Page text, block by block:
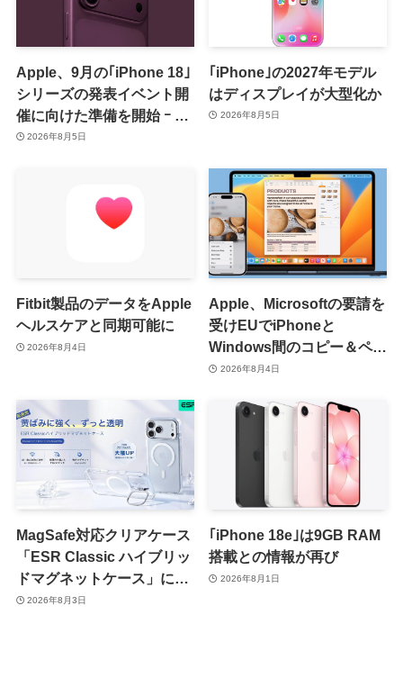
Apple、9月の｢iPhone 18｣
シリーズの発表イベント開
催に向けた準備を開始 ｰ 9
月8日か9月9日に開催見込
2026年8月5日
｢iPhone｣の2027年モデル
はディスプレイが大型化か
2026年8月5日
Fitbit製品のデータをApple
ヘルスケアと同期可能に
2026年8月4日
Apple、Microsoftの要請を
受けEUでiPhoneと
Windows間のコピー＆ペー
スト機能を提供へ
2026年8月4日
MagSafe対応クリアケース
「ESR Classic ハイブリッ
ドマグネットケース」に黄
ばみへの耐久性を向上させ
2026年8月3日
｢iPhone 18e｣は9GB RAM
搭載との情報が再び
2026年8月1日